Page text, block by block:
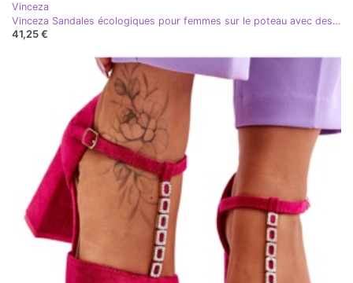
Vinceza
Vinceza Sandales écologiques pour femmes sur le poteau avec des décorations noires
41,25 €